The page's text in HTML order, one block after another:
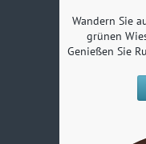
Wandern Sie
grünen
Genießen Sie